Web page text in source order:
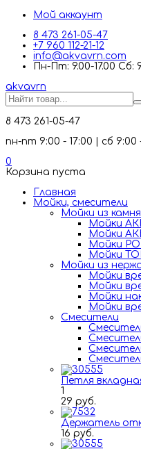
Мой аккаунт
8 473 261-05-47
+7 960 112-21-12
info@akvavrn.com
Пн-Пт: 9.00-17.00 Сб:
akvavrn
8 473 261-05-47
пн-пт 9:00 - 17:00 | сб 9:00
0
Корзина пуста
Главная
Мойки, смесители
Mойки из камня
Мойки
Мойки
Мойки
Мойки
Мойки из
Мойки
Мойки
Мойки
Мойки
Смесители
Петля
1
29 руб.
Держатель
16 руб.